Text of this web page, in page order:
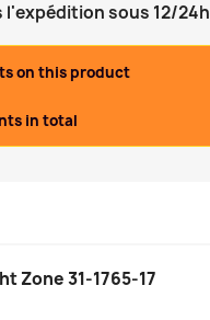
sous 12/24h
on this product
in total
Zone 31-1765-17